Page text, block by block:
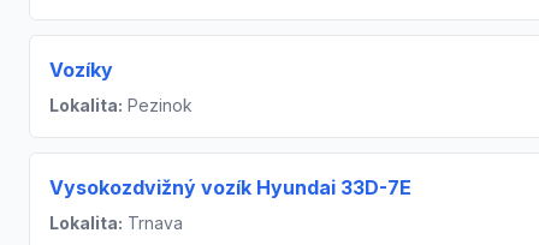
Vozíky
Lokalita: Pezinok
Vysokozdvižný vozík Hyundai 33D-7E
Lokalita: Trnava